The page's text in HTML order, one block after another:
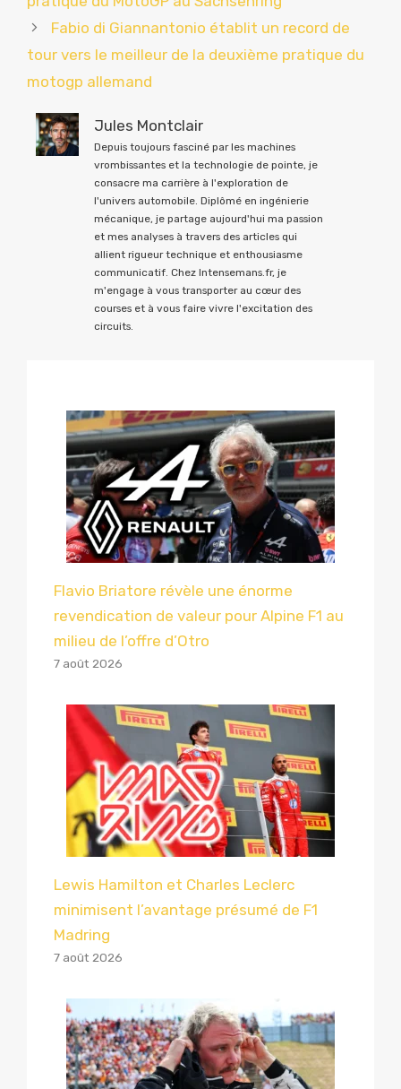
Fabio di Giannantonio établit un record de
tour vers le meilleur de la deuxième pratique du
motogp allemand
Jules Montclair
Depuis toujours fasciné par les machines
vrombissantes et la technologie de pointe, je
consacre ma carrière à l'exploration de
l'univers automobile. Diplômé en ingénierie
mécanique, je partage aujourd'hui ma passion
et mes analyses à travers des articles qui
allient rigueur technique et enthousiasme
communicatif. Chez Intensemans.fr, je
m'engage à vous transporter au cœur des
courses et à vous faire vivre l'excitation des
circuits.
Flavio Briatore révèle une énorme
revendication de valeur pour Alpine F1 au
milieu de l’offre d’Otro
7 août 2026
Lewis Hamilton et Charles Leclerc
minimisent l’avantage présumé de F1
Madring
7 août 2026